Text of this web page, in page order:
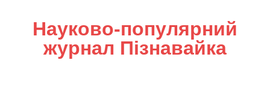
Науково-популярний
журнал Пізнавайка